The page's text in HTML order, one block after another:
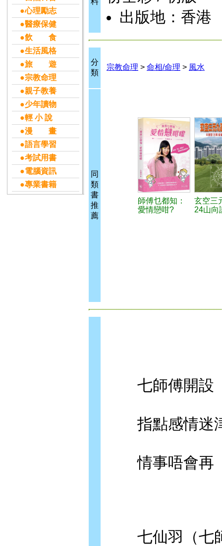
●心理勵志
●醫療保健
●飲 食
●生活風格
●旅 遊
●宗教命理
●親子教養
●少年讀物
●輕 小 說
●漫 畫
●語言學習
●考試用書
●電腦資訊
●專業書籍
出版地：香港
分
類
宗教命理 > 命相/命理 > 風水
同
類
書
推
薦
師傅乜都知：
愛情戀咁?
玄空三
24山向
七師傅開設
指點感情迷津
情事唔會再
七仙羽（七師